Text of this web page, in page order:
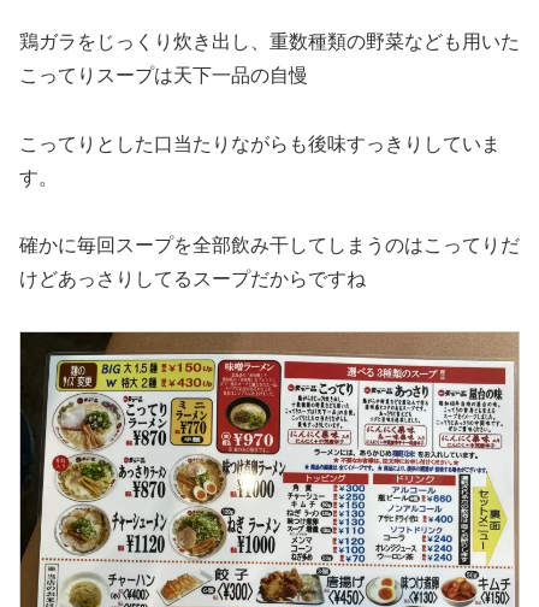
鶏ガラをじっくり炊き出し、重数種類の野菜なども用いた
こってりスープは天下一品の自慢
こってりとした口当たりながらも後味すっきりしていま
す。
確かに毎回スープを全部飲み干してしまうのはこってりだ
けどあっさりしてるスープだからですね